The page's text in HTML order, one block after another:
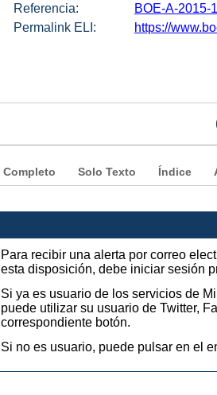
Referencia:
BOE-A-2015-
Permalink ELI:
https://
Completo Solo Texto Índice
Para recibir una alerta por correo
esta disposición, debe iniciar sesión
Si ya es usuario de los servicios de
puede utilizar su usuario de Twitter,
correspondiente botón.
Si no es usuario, puede pulsar en el